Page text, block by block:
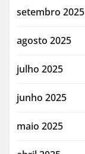
setembro 2025
agosto 2025
julho 2025
junho 2025
maio 2025